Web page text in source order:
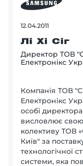
12.04.2011
Лі Хі Сіг
Директор ТОВ
Електронікс
Компанія ТОВ
Електронікс
особі
висловлює
колективу ТОВ
Київ" за
технологічної
системи, яка